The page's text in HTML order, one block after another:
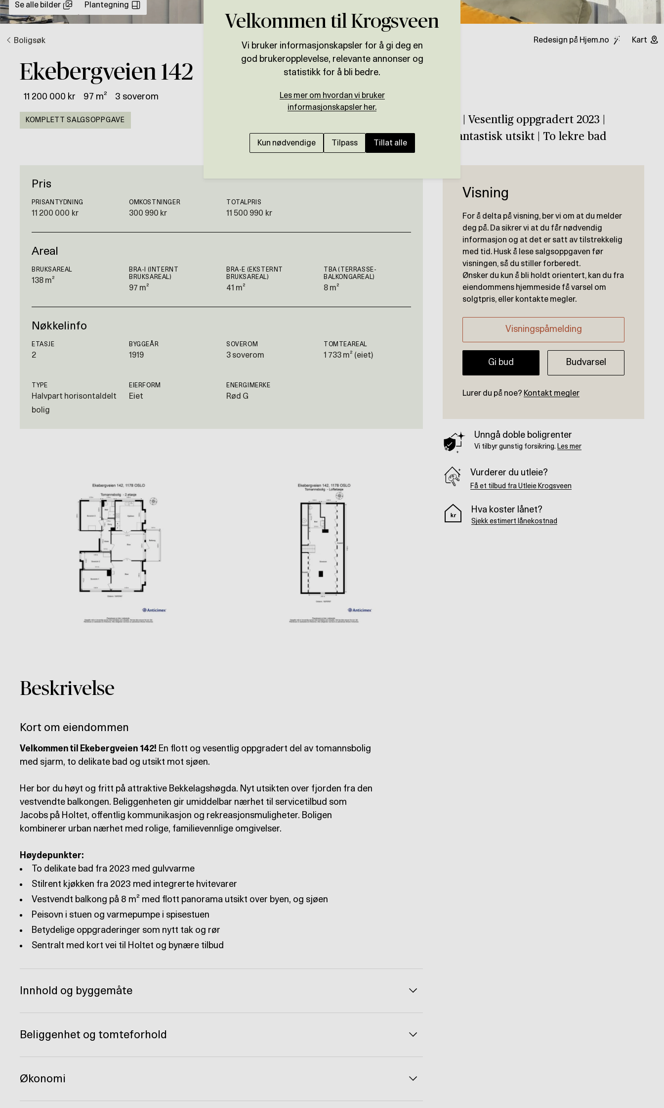
Se alle bilder Plantegning
Boligsøk Redesign på Hjem.no Kart
Ekebergveien 142
11 200 000 kr 97 m² 3 soverom
KOMPLETT SALGSOPPGAVE
BEKKELAGSHØGDA
Flott del av tomannsbolig | Vesentlig oppgradert 2023 |
Vestvendt balkong med fantastisk utsikt | To lekre bad
Pris
PRISANTYDNING
11 200 000 kr
OMKOSTNINGER
300 990 kr
TOTALPRIS
11 500 990 kr
Areal
BRUKSAREAL
138 m²
BRA-I (INTERNT
BRUKSAREAL)
97 m²
BRA-E (EKSTERNT
BRUKSAREAL)
41 m²
TBA (TERRASSE-
BALKONGAREAL)
8 m²
Nøkkelinfo
ETASJE
2
BYGGEÅR
1919
SOVEROM
3 soverom
TOMTEAREAL
1 733 m² (eiet)
TYPE
Halvpart horisontaldelt
bolig
EIERFORM
Eiet
ENERGIMERKE
Rød G
Beskrivelse
Kort om eiendommen
Velkommen til Ekebergveien 142! En flott og vesentlig oppgradert del av tomannsbolig
med sjarm, to delikate bad og utsikt mot sjøen.
Her bor du høyt og fritt på attraktive Bekkelagshøgda. Nyt utsikten over fjorden fra den
vestvendte balkongen. Beliggenheten gir umiddelbar nærhet til servicetilbud som
Jacobs på Holtet, offentlig kommunikasjon og rekreasjonsmuligheter. Boligen
kombinerer urban nærhet med rolige, familievennlige omgivelser.
Høydepunkter:
Sentralt med kort vei til Holtet og bynære tilbud
Innhold og byggemåte Veksle åpne og lukke
Beliggenhet og tomteforhold Veksle åpne og lukke
Økonomi Veksle åpne og lukke
Visning
For å delta på visning, ber vi om at du melder
deg på. Da sikrer vi at du får nødvendig
informasjon og at det er satt av tilstrekkelig
med tid. Husk å lese salgsoppgaven før
visningen, så du stiller forberedt.
Ønsker du kun å bli holdt orientert, kan du fra
eiendommens hjemmeside få varsel om
solgtpris, eller kontakte megler.
Visningspåmelding
Gi bud Budvarsel
Lurer du på noe? Kontakt megler
Unngå doble boligrenter
Vi tilbyr gunstig forsikring. Les mer
Vurderer du utleie?
Få et tilbud fra Utleie Krogsveen
Hva koster lånet?
Sjekk estimert lånekostnad
Velkommen til Krogsveen
Vi bruker informasjonskapsler for å gi deg en
god brukeropplevelse, relevante annonser og
statistikk for å bli bedre.
Les mer om hvordan vi bruker
informasjonskapsler her.
Kun nødvendige Tilpass Tillat alle